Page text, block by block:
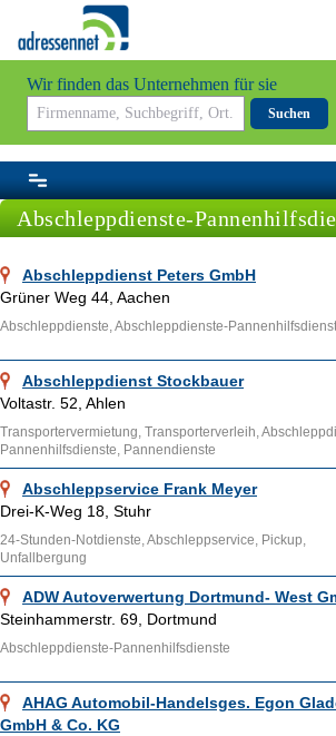
Wir finden das Unternehmen für sie
Suchen
Abschleppdienste-
Abschleppdienst Peters GmbH
Grüner Weg 44, Aachen
Abschleppdienste, Abschleppdienste-
Abschleppdienst Stockbauer
Voltastr. 52, Ahlen
Transportervermietung, Transporterverleih,
Pannenhilfsdienste, Pannendienste
Abschleppservice Frank Meyer
Drei-K-Weg 18, Stuhr
24-Stunden-Notdienste, Abschleppservice, Pickup,
Unfallbergung
ADW Autoverwertung Dortmund- West
Steinhammerstr. 69, Dortmund
Abschleppdienste-Pannenhilfsdienste
AHAG Automobil-Handelsges. Egon
GmbH & Co. KG